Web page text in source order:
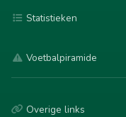
Statistieken
Voetbalpiramide
Overige links